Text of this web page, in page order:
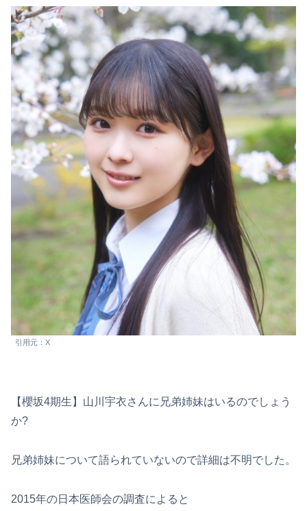
引用元：X
【櫻坂4期生】山川宇衣さんに兄弟姉妹はいるのでしょう
か?
兄弟姉妹について語られていないので詳細は不明でした。
2015年の日本医師会の調査によると